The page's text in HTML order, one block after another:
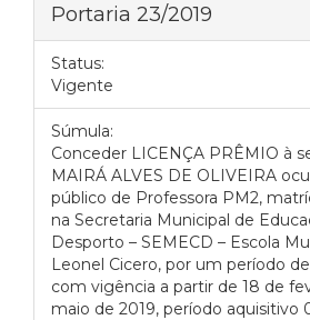
Portaria 23/2019
Status:
Vigente
Súmula:
Conceder LICENÇA PRÊMIO à
MAIRÁ ALVES DE OLIVEIRA
público de Professora PM2,
na Secretaria Municipal de
Desporto – SEMECD – Escola
Leonel Cicero, por um período
com vigência a partir de 18 de
maio de 2019, período aquisitivo